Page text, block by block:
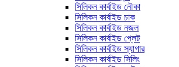
সিলিকন কার্বাইড নৌকা
সিলিকন কার্বাইড চাক
সিলিকন কার্বাইড নজল
সিলিকন কার্বাইড প্লেট
সিলিকন কার্বাইড স্যাগার
সিলিকন কার্বাইড সিলিং